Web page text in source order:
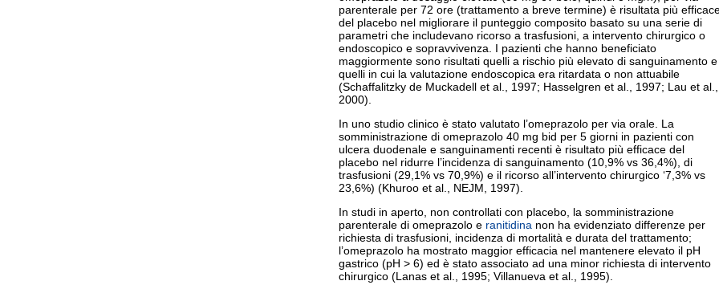
parenterale per 72 ore (trattamento a breve termine) è risultata più
del placebo nel migliorare il punteggio composito basato su una serie di
parametri che includevano ricorso a trasfusioni, a intervento chirurgico o
endoscopico e sopravvivenza. I pazienti che hanno beneficiato
maggiormente sono risultati quelli a rischio più elevato di sanguinamento e
quelli in cui la valutazione endoscopica era ritardata o non attuabile
(Schaffalitzky de Muckadell et al., 1997; Hasselgren et al., 1997; Lau et al.,
2000).
In uno studio clinico è stato valutato l’omeprazolo per via orale. La
somministrazione di omeprazolo 40 mg bid per 5 giorni in pazienti con
ulcera duodenale e sanguinamenti recenti è risultato più efficace del
placebo nel ridurre l’incidenza di sanguinamento (10,9% vs 36,4%), di
trasfusioni (29,1% vs 70,9%) e il ricorso all’intervento chirurgico ‘7,3% vs
23,6%) (Khuroo et al., NEJM, 1997).
In studi in aperto, non controllati con placebo, la somministrazione
parenterale di omeprazolo e ranitidina non ha evidenziato differenze per
richiesta di trasfusioni, incidenza di mortalità e durata del trattamento;
l’omeprazolo ha mostrato maggior efficacia nel mantenere elevato il pH
gastrico (pH > 6) ed è stato associato ad una minor richiesta di intervento
chirurgico (Lanas et al., 1995; Villanueva et al., 1995).